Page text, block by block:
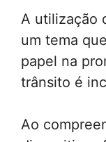
A utilização
um tema
papel na
trânsito é
Ao